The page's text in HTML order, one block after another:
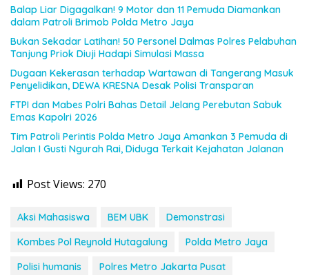
Balap Liar Digagalkan! 9 Motor dan 11 Pemuda Diamankan
dalam Patroli Brimob Polda Metro Jaya
Bukan Sekadar Latihan! 50 Personel Dalmas Polres Pelabuhan
Tanjung Priok Diuji Hadapi Simulasi Massa
Dugaan Kekerasan terhadap Wartawan di Tangerang Masuk
Penyelidikan, DEWA KRESNA Desak Polisi Transparan
FTPI dan Mabes Polri Bahas Detail Jelang Perebutan Sabuk
Emas Kapolri 2026
Tim Patroli Perintis Polda Metro Jaya Amankan 3 Pemuda di
Jalan I Gusti Ngurah Rai, Diduga Terkait Kejahatan Jalanan
Post Views: 270
Aksi Mahasiswa BEM UBK
Demonstrasi
Kombes Pol Reynold Hutagalung
Polda Metro Jaya
Polisi humanis
Polres Metro Jakarta Pusat